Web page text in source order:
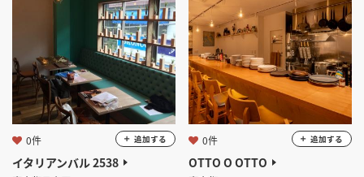
イタリアンバル 2538
0件 追加する
OTTO O OTTO
0件 追加する